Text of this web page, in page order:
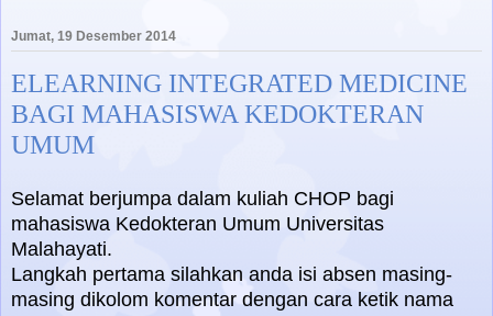
Jumat, 19 Desember 2014
ELEARNING INTEGRATED MEDICINE
BAGI MAHASISWA KEDOKTERAN
UMUM
Selamat berjumpa dalam kuliah CHOP bagi
mahasiswa Kedokteran Umum Universitas
Malahayati.
Langkah pertama silahkan anda isi absen masing-
masing dikolom komentar dengan cara ketik nama